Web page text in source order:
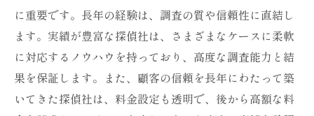
に重要です。長年の経験は、調査の質や信頼性に直結し
ます。実績が豊富な探偵社は、さまざまなケースに柔軟
に対応するノウハウを持っており、高度な調査能力と結
果を保証します。また、顧客の信頼を長年にわたって築
いてきた探偵社は、料金設定も透明で、後から高額な料